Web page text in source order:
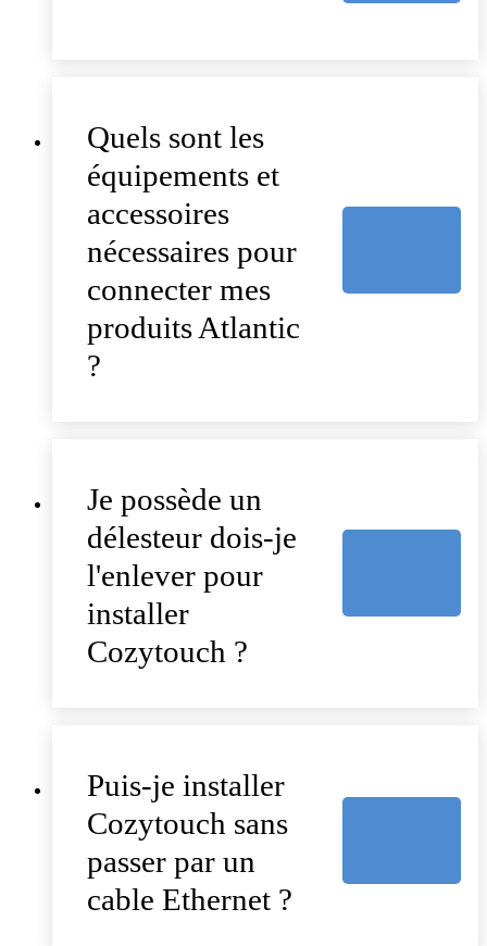
Quels sont les
équipements et
accessoires
nécessaires pour
connecter mes
produits Atlantic
?
Je possède un
délesteur dois-je
l'enlever pour
installer
Cozytouch ?
Puis-je installer
Cozytouch sans
passer par un
cable Ethernet ?